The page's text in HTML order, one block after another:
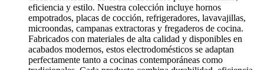
eficiencia y estilo. Nuestra colección incluye hornos
empotrados, placas de cocción, refrigeradores, lavavajillas,
microondas, campanas extractoras y fregaderos de cocina.
Fabricados con materiales de alta calidad y disponibles en
acabados modernos, estos electrodomésticos se adaptan
perfectamente tanto a cocinas contemporáneas como